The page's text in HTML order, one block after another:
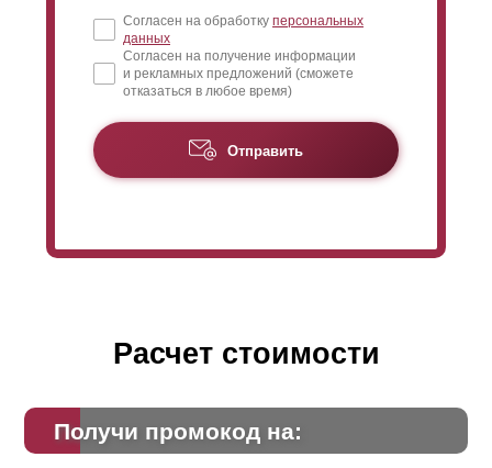
Согласен на обработку персональных
данных
Согласен на получение информации
и рекламных предложений (сможете
отказаться в любое время)
Отправить
Расчет стоимости
Получи промокод на: